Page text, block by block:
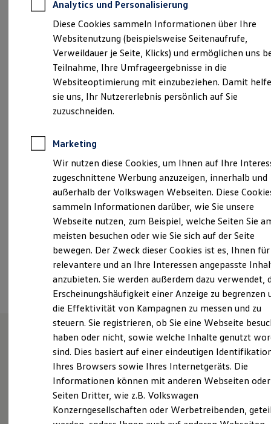
Kfz-Versicherung
Restschuldversicherungen
Garantien
Wartungsverträge
Geschäftskunden
Professional Class bei Volkswagen
Großkunden
Behörden
Direktkunden
Sonderfahrzeuge
Anpfiff zum Gewinn
Elektroautos
ID. Tutorials
Elektrofahrzeugkonzepte
Reichweite
Reichweite der ID. Modelle
Reichweite im Winter
Laden
Laden unterwegs
Laden Zuhause
Ladestationen finden
Ladezeitensimulator
Batterie
Sicherheit
Garantie und Lebensdauer
Nachhaltigkeit
Technologie
Kosten und Kauf
Verbrauchskosten
Kaufoptionen
E-Auto-Förderung
Software und Konnektivität
ID. Software Versionen und Updates
Digitale Extras
Schnittstellen zu Ihrem ID.
Verantwortlich für die Inhalte auf dieser Seite ist die Tiemeyer
automobile GmbH (Impressum & Rechtliches)
Vestische Straße 221 - 229, 46145 Oberhausen
info.oberhausen@tiemeyer.de
Montag
Sonntag
Geschlossen
Ansprechpartner
Herzlich willkommen bei
Tiemeyer in Oberhausen!
Seit 70 Jahren steht der Name Tiemeyer im
Analytics und Personalisierung
Diese Cookies sammeln Informationen über Ihre
Websitenutzung (beispielsweise Seitenaufrufe,
Verweildauer je Seite, Klicks) und ermöglichen uns
Teilnahme, Ihre Umfrageergebnisse in die
Websiteoptimierung mit einzubeziehen. Damit
sie uns, Ihr Nutzererlebnis persönlich auf Sie
zuzuschneiden.
Marketing
Wir nutzen diese Cookies, um Ihnen auf Ihre
zugeschnittene Werbung anzuzeigen, innerhalb und
außerhalb der Volkswagen Webseiten. Diese
sammeln Informationen darüber, wie Sie unsere
Webseite nutzen, zum Beispiel, welche Seiten Sie
meisten besuchen oder wie Sie sich auf der Seite
bewegen. Der Zweck dieser Cookies ist es, Ihnen für
relevantere und an Ihre Interessen angepasste
anzubieten. Sie werden außerdem dazu verwendet,
Erscheinungshäufigkeit einer Anzeige zu begrenzen
die Effektivität von Kampagnen zu messen und zu
steuern. Sie registrieren, ob Sie eine Webseite
haben oder nicht, sowie welche Inhalte genutzt
sind. Dies basiert auf einer eindeutigen
Ihres Browsers sowie Ihres Internetgeräts. Die
Informationen können mit anderen Webseiten oder
Seiten Dritter, wie z.B. Volkswagen
Konzerngesellschaften oder Werbetreibenden,